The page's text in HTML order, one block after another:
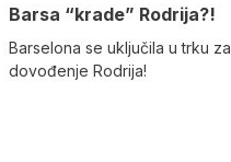
Barsa “krade” Rodrija?!
Barselona se uključila u trku za
dovođenje Rodrija!